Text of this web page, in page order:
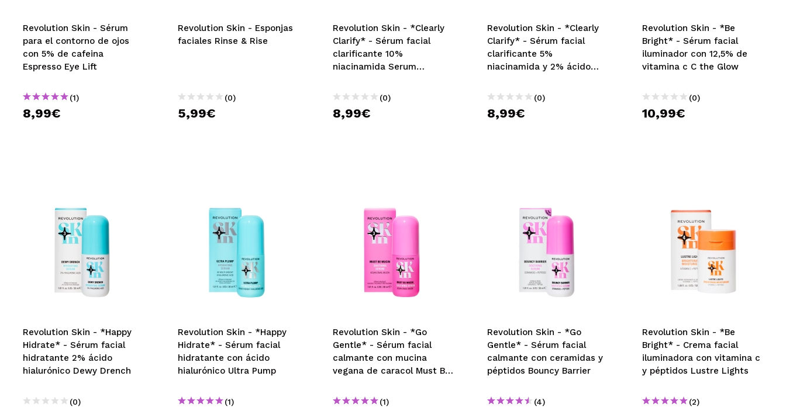
Revolution Skin - Sérum
para el contorno de ojos
con 5% de cafeina
Espresso Eye Lift
(1)
8,99€
Revolution Skin - Esponjas
faciales Rinse & Rise
(0)
5,99€
Revolution Skin - *Clearly
Clarify* - Sérum facial
clarificante 10%
niacinamida Serum
(0)
8,99€
Revolution Skin - *Clearly
Clarify* - Sérum facial
clarificante 5%
niacinamida y 2% ácido
(0)
8,99€
Revolution Skin - *Be
Bright* - Sérum facial
iluminador con 12,5% de
vitamina c C the Glow
(0)
10,99€
Revolution Skin - *Happy
Hidrate* - Sérum facial
hidratante 2% ácido
hialurónico Dewy Drench
(0)
Revolution Skin - *Happy
Hidrate* - Sérum facial
hidratante con ácido
hialurónico Ultra Pump
(1)
Revolution Skin - *Go
Gentle* - Sérum facial
calmante con mucina
vegana de caracol Must Be
(1)
Revolution Skin - *Go
Gentle* - Sérum facial
calmante con ceramidas y
péptidos Bouncy Barrier
(4)
Revolution Skin - *Be
Bright* - Crema facial
iluminadora con vitamina c
y péptidos Lustre Lights
(2)